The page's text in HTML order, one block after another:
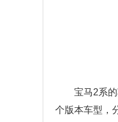
宝马2系
个版本车型，